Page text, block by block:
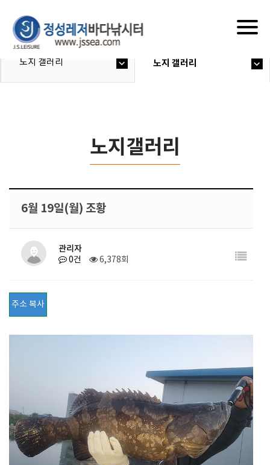
노지 갤러리 노지 갤러리
노지갤러리
6월 19일(월) 조황
관리자
0건 6,378회
주소 복사